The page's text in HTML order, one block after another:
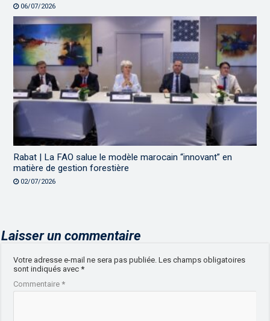
06/07/2026
Rabat | La FAO salue le modèle marocain “innovant” en
matière de gestion forestière
02/07/2026
Laisser un commentaire
Votre adresse e-mail ne sera pas publiée. Les champs obligatoires
sont indiqués avec*
Commentaire*